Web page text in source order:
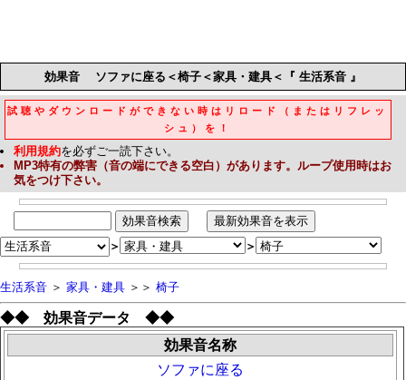
効果音ソファに座る＜椅子＜家具・建具＜『 生活系音 』
試聴やダウンロードができない時はリロード（またはリフレッ
シュ）を！
利用規約を必ずご一読下さい。
MP3特有の弊害（音の端にできる空白）があります。ループ使用時はお
気をつけ下さい。
＞ ＞
生活系音 ＞ 家具・建具 ＞＞ 椅子
◆◆ 効果音データ ◆◆
効果音名称
ソファに座る